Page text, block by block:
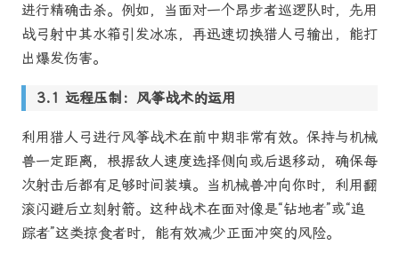
进行精确击杀。例如，当面对一个昂步者巡逻队时，先用
战弓射中其水箱引发冰冻，再迅速切换猎人弓输出，能打
出爆发伤害。
远程压制：风筝战术的运用
利用猎人弓进行风筝战术在前中期非常有效。保持与机械
兽一定距离，根据敌人速度选择侧向或后退移动，确保每
次射击后都有足够时间装填。当机械兽冲向你时，利用翻
滚闪避后立刻射箭。这种战术在面对像是“钻地者”或“追
踪者”这类掠食者时，能有效减少正面冲突的风险。